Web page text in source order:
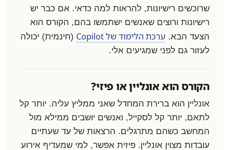
שרוכשים רישיונות, להראות למה כדאי. אם כבר יש
רישיונות ורוצים שאנשים ישתמשו בהם, הקורס הוא
הצעד הבא. ערכת הלימוד של Copilot
(חינמית) יכולה
לעזור גם לפני שמגיעים אלי.
הקורס הוא אונליין או פיזי?
אונליין הוא ברירת המחדל שאני ממליץ עליה. יותר קל
לתאם, יותר קל לסקייל, ואנשים יושבים ממילא מול
המחשב כשהם מתרגלים. הרצאות של עד שעתיים
עובדות מצוין אונליין. פיזית אפשר, למי שמעדיף אירוע